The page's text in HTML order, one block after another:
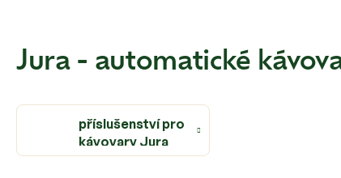
Jura - automatické
příslušenství pro
kávovary Jura